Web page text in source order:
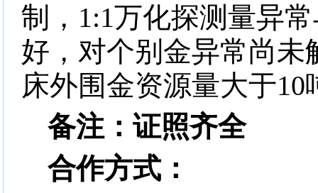
制， 1:1万化探测量异
好，对个别金异常尚未
床外围金资源量大于10
备注：证照齐全
合作方式：